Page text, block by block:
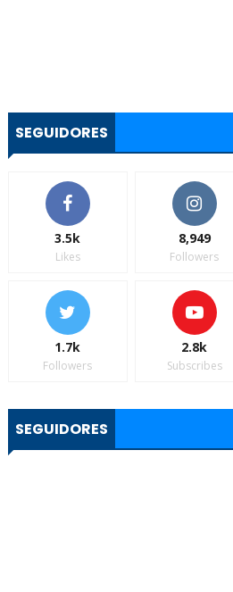
SEGUIDORES
3.5k
Likes
8,949
Followers
1.7k
Followers
2.8k
Subscribes
SEGUIDORES